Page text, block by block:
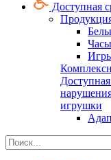
Доступная
Часы
Доступная
игрушки